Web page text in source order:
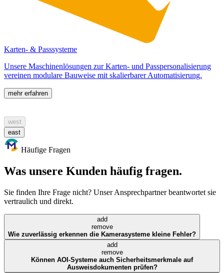
Karten- & Passsysteme
Unsere Maschinenlösungen zur Karten- und Passpersonalisierung
vereinen modulare Bauweise mit skalierbarer Automatisierung.
mehr erfahren
west
east
Häufige Fragen
Was unsere Kunden häufig fragen.
Sie finden Ihre Frage nicht? Unser Ansprechpartner beantwortet sie
vertraulich und direkt.
add
remove
Wie zuverlässig erkennen die Kamerasysteme kleine Fehler?
add
remove
Können AOI-Systeme auch Sicherheitsmerkmale auf
Ausweisdokumenten prüfen?